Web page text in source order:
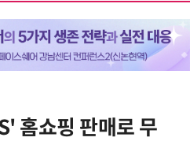
홈쇼핑 판매로 무